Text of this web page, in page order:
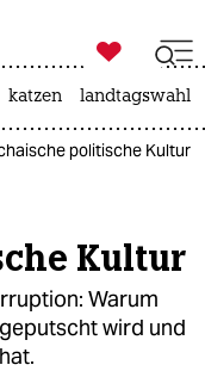

taz zahl ich
katzen landtagswahl
politische Kultur
Kultur
Warum
wird und